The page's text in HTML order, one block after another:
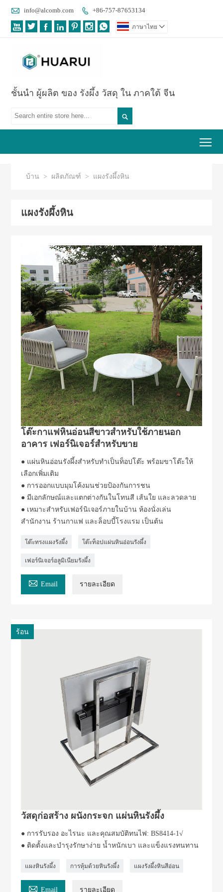
 info@alcomb.com  +86-757-87653134
       ภาษาไทย 
ชั้นนำ ผู้ผลิต ของ รังผึ้ง วัสดุ ใน ภาคใต้ จีน

บ้าน > ผลิตภัณฑ์ > แผงรังผึ้งหิน
แผงรังผึ้งหิน
โต๊ะกาแฟหินอ่อนสีขาวสำหรับใช้ภายนอก
อาคาร เฟอร์นิเจอร์สำหรับขาย
● แผ่นหินอ่อนรังผึ้งสำหรับทำเป็นท็อปโต๊ะ พร้อมขาโต๊ะให้
เลือกเพิ่มเติม
● การออกแบบมุมโค้งมนช่วยป้องกันการชน
● มีเอกลักษณ์และแตกต่างกันในโทนสี เส้นใย และลวดลาย
● เหมาะสำหรับเฟอร์นิเจอร์ภายในบ้าน ห้องนั่งเล่น
สำนักงาน ร้านกาแฟ และล็อบบี้โรงแรม เป็นต้น
โต๊ะทรงแผงรังผึ้ง โต๊ะท็อปแผ่นหินอ่อนรังผึ้ง
เฟอร์นิเจอร์อลูมิเนียมรังผึ้ง
 Email รายละเอียด
ร้อน
วัสดุก่อสร้าง ผนังกระจก แผ่นหินรังผึ้ง
● การรับรอง อะไรนะ และคุณสมบัติทนไฟ: BS8414-1√
● ติดตั้งและบำรุงรักษาง่าย น้ำหนักเบา และแข็งแรงทนทาน
แผงหินรังผึ้ง การหุ้มด้วยหินรังผึ้ง แผงรังผึ้งหินสีอ่อน
 Email รายละเอียด